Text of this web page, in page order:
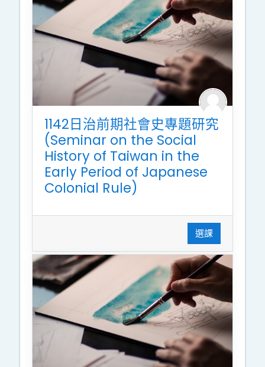
1142日治前期社會史專題研究
(Seminar on the Social
History of Taiwan in the
Early Period of Japanese
Colonial Rule)
選課